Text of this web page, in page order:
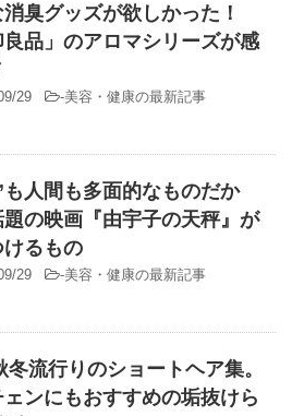
臭グッズが欲しかった！
良品」のアロマシリーズが感
29 -美容・健康の最新記事
も人間も多面的なものだか
の映画『由宇子の天秤』が
けるもの
29 -美容・健康の最新記事
冬流行りのショートヘア集。
ェンにもおすすめの垢抜けら